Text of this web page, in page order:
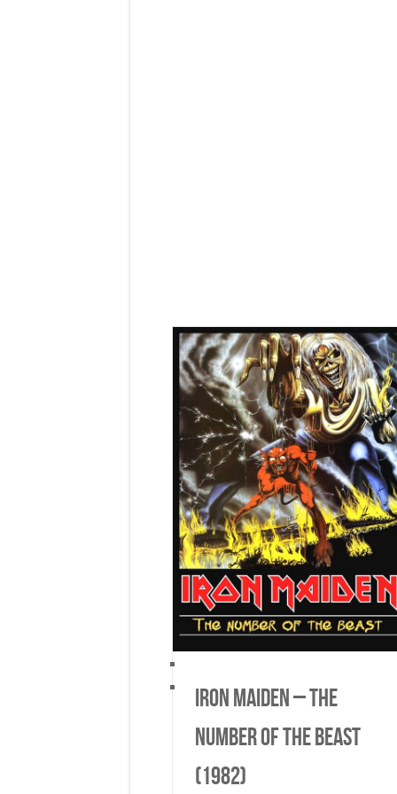
Iron Maiden – The Number Of The Beast (1982)
Iron Maiden
Iron Maiden – The
Number Of The Beast
(1982)